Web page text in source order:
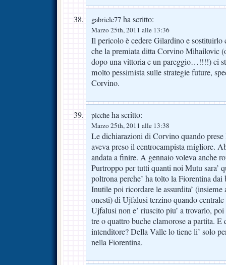
gabriele77 ha scritto:
Marzo 25th, 2011 alle 13:36
Il pericolo è cedere Gilardino e
che la premiata ditta Corvino Mihailovic
dopo una vittoria e un pareggio…!!!!) ci
molto pessimista sulle strategie future,
Corvino.
picche ha scritto:
Marzo 25th, 2011 alle 13:38
Le dichiarazioni di Corvino quando
aveva preso il centrocampista migliore.
andata a finire. A gennaio voleva anche
Purtroppo per tutti quanti noi Mutu sara’
poltrona perche’ ha tolto la Fiorentina
Inutile poi ricordare le assurdita’ (insieme
onesti) di Ujfalusi terzino quando
Ujfalusi non e’ riuscito piu’ a trovarlo,
tre o quattro buche clamorose a partita. E
intenditore? Della Valle lo tiene li’ solo
nella Fiorentina.